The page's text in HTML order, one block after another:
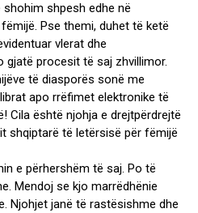
shpesh edhe në
Pse themi, duhet të ketë
vlerat dhe
gjatë procesit të saj zhvillimor.
të diasporës sonë me
apo rrëfimet elektronike të
Cila është njohja e drejtpërdrejtë
shqiptarë të letërsisë për fëmijë
e përhershëm të saj. Po të
Mendoj se kjo marrëdhënie
Njohjet janë të rastësishme dhe